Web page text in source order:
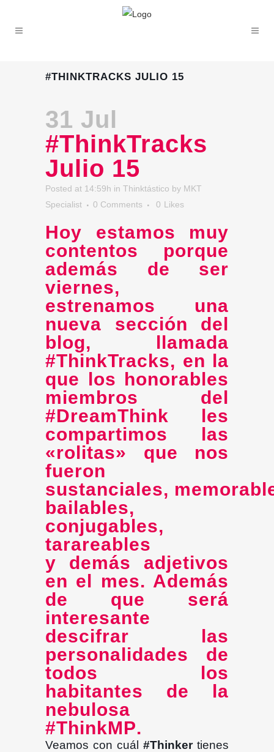
#THINKTRACKS JULIO 15
31 Jul
#ThinkTracks
Julio 15
Posted at 14:59h in Thinktástico by MKT
Specialist
0 Comments 0 Likes
Hoy estamos muy
contentos porque
además de ser
viernes,
estrenamos una
nueva sección del
blog, llamada
#ThinkTracks, en la
que los honorables
miembros del
#DreamThink les
compartimos las
«rolitas» que nos
fueron
sustanciales,
bailables,
conjugables,
tarareables
y demás adjetivos
en el mes. Además
de que será
interesante
descifrar las
personalidades de
todos los
habitantes de la
nebulosa
#ThinkMP.
Veamos con cuál #Thinkertienes